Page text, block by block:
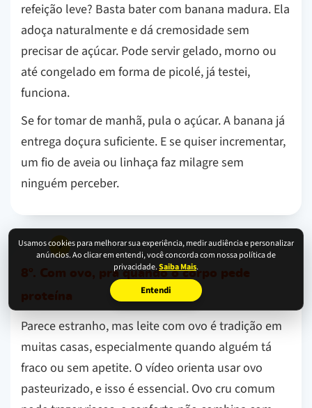
Usamos cookies para melhorar sua experiência, medir audiência e personalizar
anúncios. Ao clicar em entendi, você concorda com nossa política de
privacidade.Saiba Mais.
Entendi
refeição leve? Basta bater com banana madura. Ela
adoça naturalmente e dá cremosidade sem
precisar de açúcar. Pode servir gelado, morno ou
até congelado em forma de picolé, já testei,
funciona.
Se for tomar de manhã, pula o açúcar. A banana já
entrega doçura suficiente. E se quiser incrementar,
um fio de aveia ou linhaça faz milagre sem
ninguém perceber.
8º. Com ovo, pra quando o corpo pede
proteína
Parece estranho, mas leite com ovo é tradição em
muitas casas, especialmente quando alguém tá
fraco ou sem apetite. O vídeo orienta usar ovo
pasteurizado, e isso é essencial. Ovo cru comum